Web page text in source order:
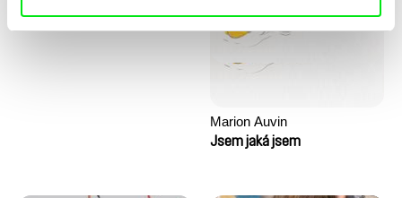
Marion Auvin
Jsem jaká jsem